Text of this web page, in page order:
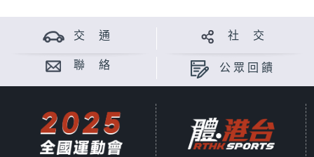
交 通 社 交
聯 絡 公眾回饋